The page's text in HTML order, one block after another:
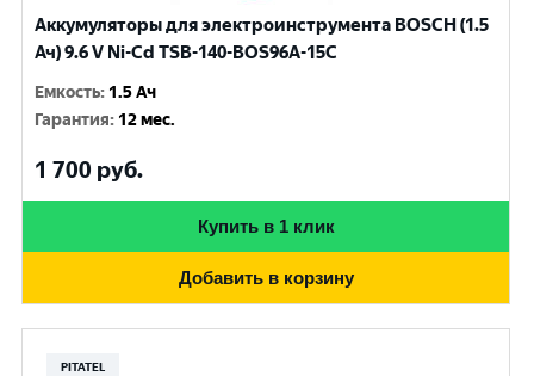
Аккумуляторы для электроинструмента BOSCH (1.5
Ач) 9.6 V Ni-Cd TSB-140-BOS96A-15C
Емкость: 1.5 Ач
Гарантия: 12 мес.
1 700 руб.
Купить в 1 клик
Добавить в корзину
PITATEL